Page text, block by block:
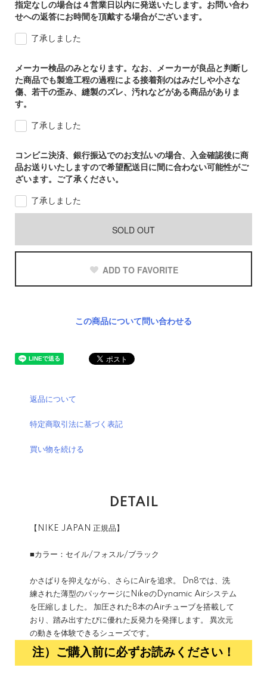
指定なしの場合は４営業日以内に発送いたします。お問い合わ
せへの返答にお時間を頂戴する場合がございます。
了承しました
メーカー検品のみとなります。なお、メーカーが良品と判断し
た商品でも製造工程の過程による接着剤のはみだしや小さな
傷、若干の歪み、縫製のズレ、汚れなどがある商品がありま
す。
了承しました
コンビニ決済、銀行振込でのお支払いの場合、入金確認後に商
品お送りいたしますので希望配送日に間に合わない可能性がご
ざいます。ご了承ください。
了承しました
SOLD OUT
ADD TO FAVORITE
この商品について問い合わせる
返品について
特定商取引法に基づく表記
買い物を続ける
DETAIL
【NIKE JAPAN 正規品】
■カラー：セイル/フォスル/ブラック
かさばりを抑えながら、さらにAirを追求。 Dn8では、洗
練された薄型のパッケージにNikeのDynamic Airシステム
を圧縮しました。 加圧された8本のAirチューブを搭載して
おり、踏み出すたびに優れた反発力を発揮します。 異次元
の動きを体験できるシューズです。
注）ご購入前に必ずお読みください！